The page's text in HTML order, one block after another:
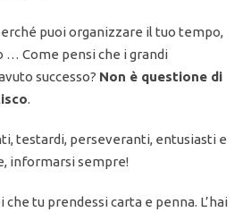
puoi organizzare il tuo tempo,
… Come pensi che i grandi
successo? Non è questione di
.
testardi, perseveranti, entusiasti e
informarsi sempre!
tu prendessi carta e penna. L’hai